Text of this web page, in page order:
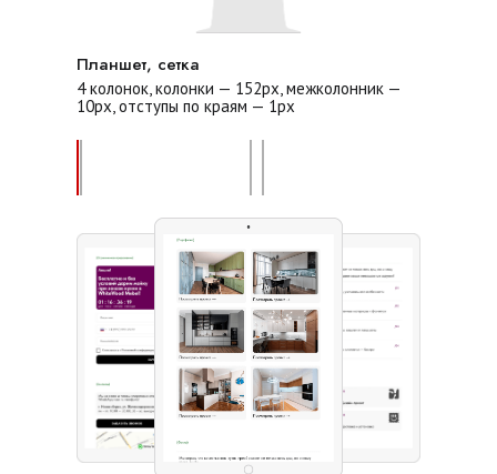
Планшет, сетка
4 колонок, колонки — 152px, межколонник —
10px, отступы по краям — 1px